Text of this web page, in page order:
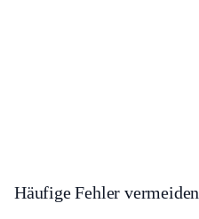
Häufige Fehler vermeiden